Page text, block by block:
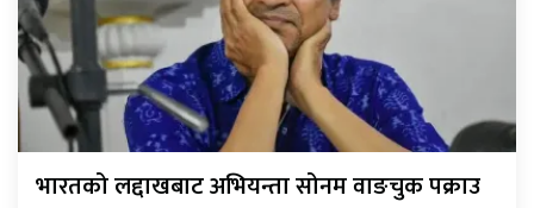
भारतको लद्दाखबाट अभियन्ता सोनम वाङचुक पक्राउ